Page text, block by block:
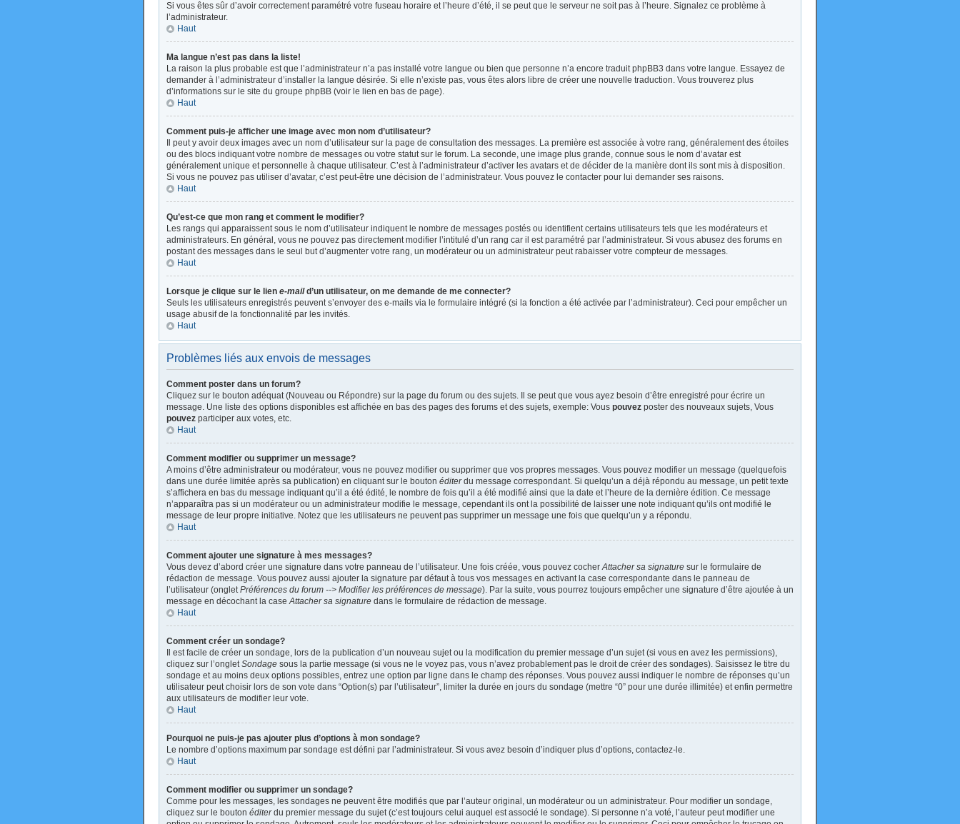
Si vous êtes sûr d’avoir correctement paramétré votre fuseau horaire et l’heure d’été, il se peut que le serveur ne soit pas à l’heure. Signalez ce problème à
l’administrateur.
Haut
Ma langue n’est pas dans la liste!
La raison la plus probable est que l’administrateur n’a pas installé votre langue ou bien que personne n’a encore traduit phpBB3 dans votre langue. Essayez de
demander à l’administrateur d’installer la langue désirée. Si elle n’existe pas, vous êtes alors libre de créer une nouvelle traduction. Vous trouverez plus
d’informations sur le site du groupe phpBB (voir le lien en bas de page).
Haut
Comment puis-je afficher une image avec mon nom d’utilisateur?
Il peut y avoir deux images avec un nom d’utilisateur sur la page de consultation des messages. La première est associée à votre rang, généralement des étoiles
ou des blocs indiquant votre nombre de messages ou votre statut sur le forum. La seconde, une image plus grande, connue sous le nom d’avatar est
généralement unique et personnelle à chaque utilisateur. C’est à l’administrateur d’activer les avatars et de décider de la manière dont ils sont mis à disposition.
Si vous ne pouvez pas utiliser d’avatar, c’est peut-être une décision de l’administrateur. Vous pouvez le contacter pour lui demander ses raisons.
Haut
Qu’est-ce que mon rang et comment le modifier?
Les rangs qui apparaissent sous le nom d’utilisateur indiquent le nombre de messages postés ou identifient certains utilisateurs tels que les modérateurs et
administrateurs. En général, vous ne pouvez pas directement modifier l’intitulé d’un rang car il est paramétré par l’administrateur. Si vous abusez des forums en
postant des messages dans le seul but d’augmenter votre rang, un modérateur ou un administrateur peut rabaisser votre compteur de messages.
Haut
Lorsque je clique sur le lien e-maild’un utilisateur, on me demande de me connecter?
Seuls les utilisateurs enregistrés peuvent s’envoyer des e-mails via le formulaire intégré (si la fonction a été activée par l’administrateur). Ceci pour empêcher un
usage abusif de la fonctionnalité par les invités.
Haut
Problèmes liés aux envois de messages
Comment poster dans un forum?
Cliquez sur le bouton adéquat (Nouveau ou Répondre) sur la page du forum ou des sujets. Il se peut que vous ayez besoin d’être enregistré pour écrire un
message. Une liste des options disponibles est affichée en bas des pages des forums et des sujets, exemple: Vous pouvez poster des nouveaux sujets, Vous
pouvez participer aux votes, etc.
Haut
Comment modifier ou supprimer un message?
A moins d’être administrateur ou modérateur, vous ne pouvez modifier ou supprimer que vos propres messages. Vous pouvez modifier un message (quelquefois
dans une durée limitée après sa publication) en cliquant sur le bouton éditerdu message correspondant. Si quelqu’un a déjà répondu au message, un petit texte
s’affichera en bas du message indiquant qu’il a été édité, le nombre de fois qu’il a été modifié ainsi que la date et l’heure de la dernière édition. Ce message
n’apparaîtra pas si un modérateur ou un administrateur modifie le message, cependant ils ont la possibilité de laisser une note indiquant qu’ils ont modifié le
message de leur propre initiative. Notez que les utilisateurs ne peuvent pas supprimer un message une fois que quelqu’un y a répondu.
Haut
Comment ajouter une signature à mes messages?
Vous devez d’abord créer une signature dans votre panneau de l’utilisateur. Une fois créée, vous pouvez cocherAttacher sa signature sur le formulaire de
rédaction de message. Vous pouvez aussi ajouter la signature par défaut à tous vos messages en activant la case correspondante dans le panneau de
l’utilisateur (ongletPréférences du forum --> Modifier les préférences de message). Par la suite, vous pourrez toujours empêcher une signature d’être ajoutée à un
message en décochant la caseAttacher sa signature dans le formulaire de rédaction de message.
Haut
Comment créer un sondage?
Il est facile de créer un sondage, lors de la publication d’un nouveau sujet ou la modification du premier message d’un sujet (si vous en avez les permissions),
cliquez sur l’ongletSondage sous la partie message (si vous ne le voyez pas, vous n’avez probablement pas le droit de créer des sondages). Saisissez le titre du
sondage et au moins deux options possibles, entrez une option par ligne dans le champ des réponses. Vous pouvez aussi indiquer le nombre de réponses qu’un
utilisateur peut choisir lors de son vote dans “Option(s) par l’utilisateur”, limiter la durée en jours du sondage (mettre “0” pour une durée illimitée) et enfin permettre
aux utilisateurs de modifier leur vote.
Haut
Pourquoi ne puis-je pas ajouter plus d’options à mon sondage?
Le nombre d’options maximum par sondage est défini par l’administrateur. Si vous avez besoin d’indiquer plus d’options, contactez-le.
Haut
Comment modifier ou supprimer un sondage?
Comme pour les messages, les sondages ne peuvent être modifiés que par l’auteur original, un modérateur ou un administrateur. Pour modifier un sondage,
cliquez sur le bouton éditerdu premier message du sujet (c’est toujours celui auquel est associé le sondage). Si personne n’a voté, l’auteur peut modifier une